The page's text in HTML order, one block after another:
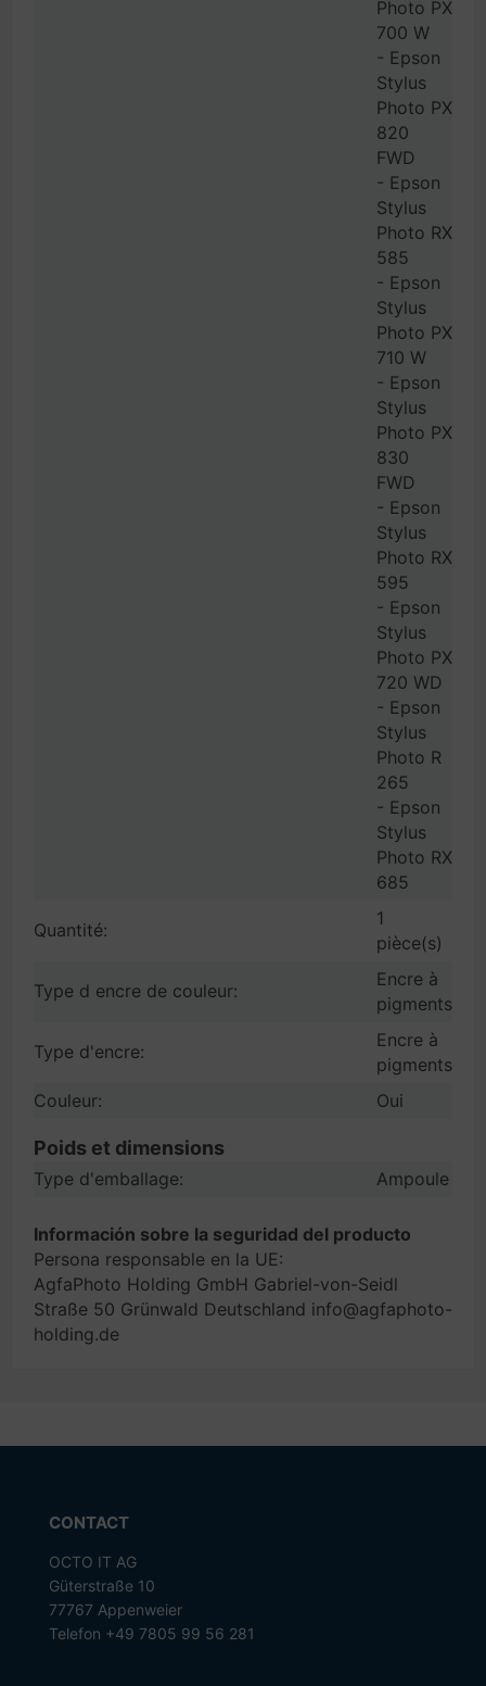
Photo PX
700 W
- Epson
Stylus
Photo PX
820
FWD
- Epson
Stylus
Photo RX
585
- Epson
Stylus
Photo PX
710 W
- Epson
Stylus
Photo PX
830
FWD
- Epson
Stylus
Photo RX
595
- Epson
Stylus
Photo PX
720 WD
- Epson
Stylus
Photo R
265
- Epson
Stylus
Photo RX
685
Quantité:
1
pièce(s)
Type d encre de couleur:
Encre à
pigments
Type d'encre:
Encre à
pigments
Couleur:
Oui
Poids et dimensions
Type d'emballage: Ampoule
Información sobre la seguridad del producto
Persona responsable en la UE:
AgfaPhoto Holding GmbH Gabriel-von-Seidl
Straße 50 Grünwald Deutschland info@agfaphoto-
holding.de
CONTACT
OCTO IT AG
Güterstraße 10
77767 Appenweier
Telefon +49 7805 99 56 281